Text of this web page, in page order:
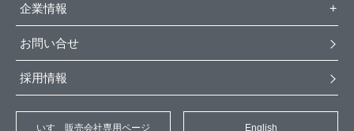
企業情報
お問い合せ
採用情報
いすゞ販売会社専用ページ English